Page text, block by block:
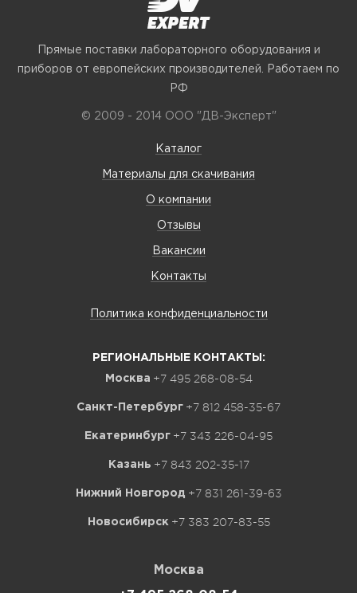
Прямые поставки лабораторного оборудования и
приборов от европейских производителей. Работаем по
РФ
© 2009 - 2014 ООО "ДВ-Эксперт"
Каталог
Материалы для скачивания
О компании
Отзывы
Вакансии
Контакты
Политика конфиденциальности
РЕГИОНАЛЬНЫЕ КОНТАКТЫ:
Москва +7 495 268-08-54
Санкт-Петербург +7 812 458-35-67
Екатеринбург +7 343 226-04-95
Казань +7 843 202-35-17
Нижний Новгород +7 831 261-39-63
Новосибирск +7 383 207-83-55
Москва